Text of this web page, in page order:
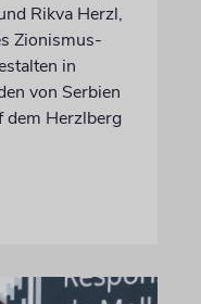
Rikva Herzl,
Zionismus-
in
von Serbien
dem Herzlberg